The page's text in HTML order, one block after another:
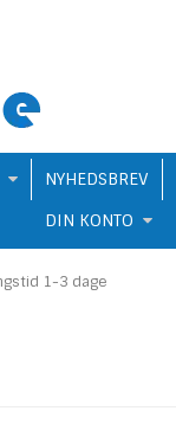
NYHEDSBREV
DIN KONTO
1-3 dage